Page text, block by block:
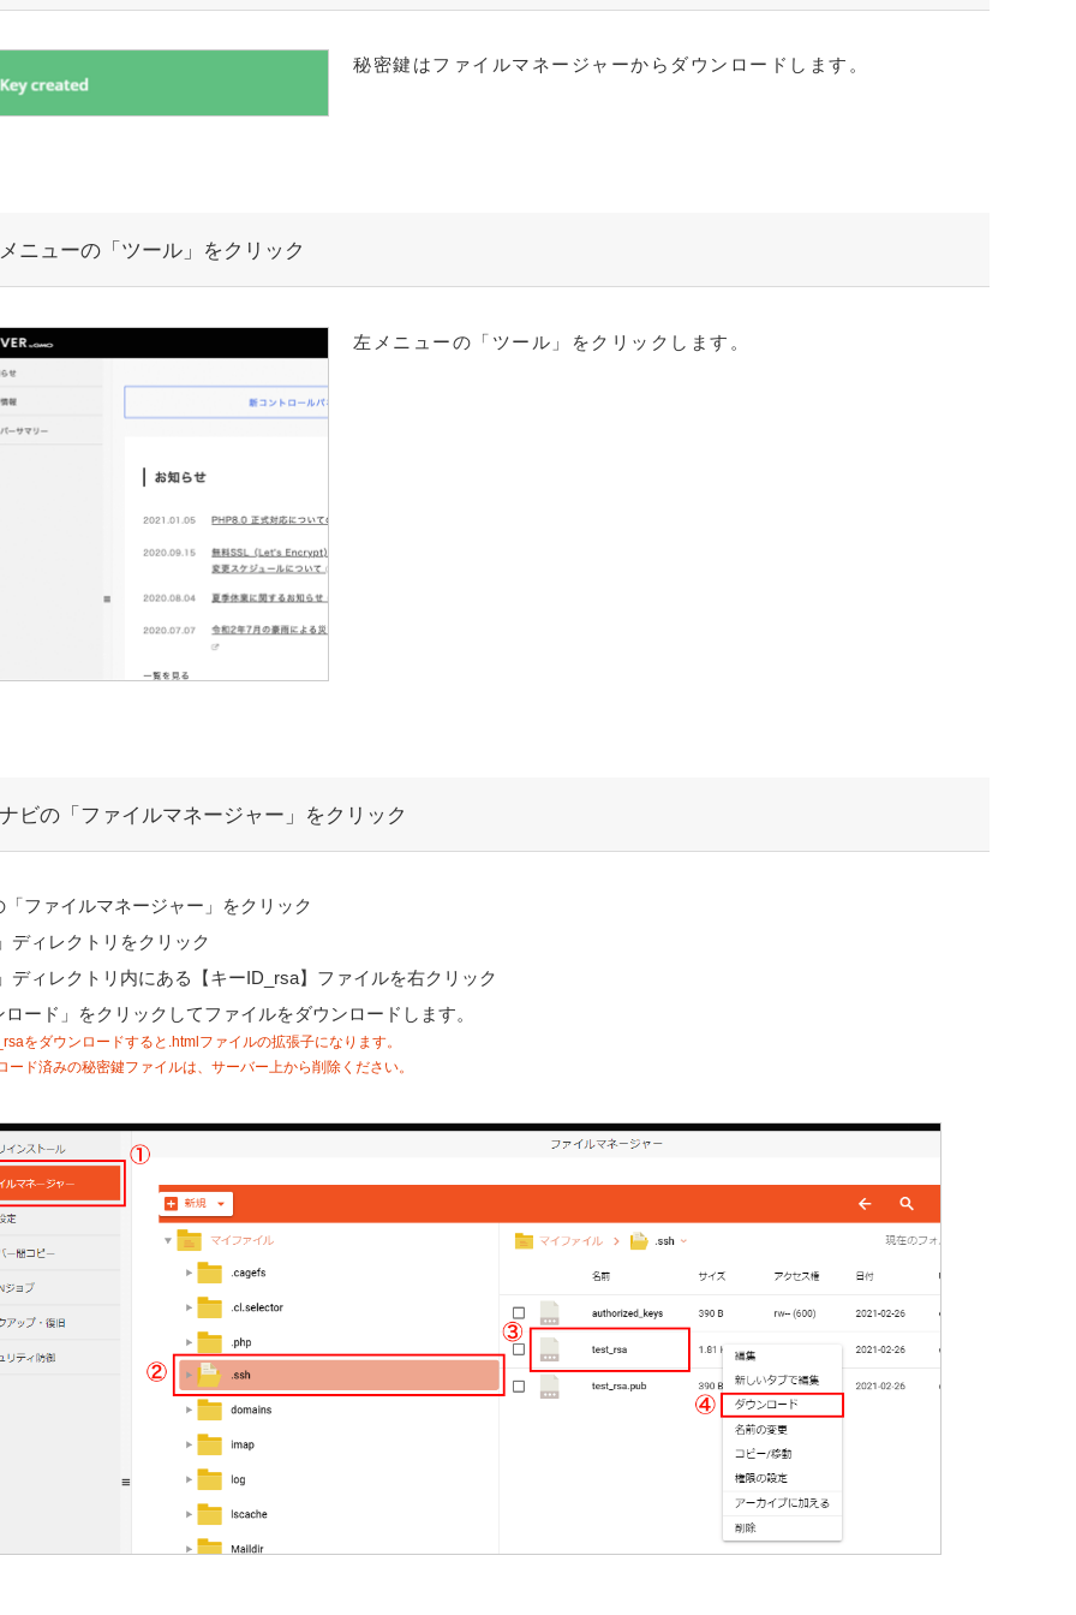
秘密鍵はファイルマネージャーからダウンロードします。
ニューの「ツール」をクリック
左メニューの「ツール」をクリックします。
ビの「ファイルマネージャー」をクリック
「ファイルマネージャー」をクリック
ディレクトリをクリック
ディレクトリ内にある【キーID_rsa】ファイルを右クリック
ード」をクリックしてファイルをダウンロードします。
をダウンロードすると.htmlファイルの拡張子になります。
ード済みの秘密鍵ファイルは、サーバー上から削除ください。